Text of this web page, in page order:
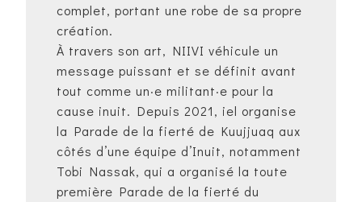
complet, portant une robe de sa propre
création.
À travers son art, NIIVI véhicule un
message puissant et se définit avant
tout comme un·e militant·e pour la
cause inuit. Depuis 2021, iel organise
la Parade de la fierté de Kuujjuaq aux
côtés d’une équipe d’Inuit, notamment
Tobi Nassak, qui a organisé la toute
première Parade de la fierté du